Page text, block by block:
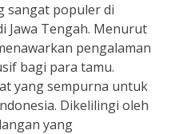
sangat populer di
Jawa Tengah. Menurut
pengalaman
bagi para tamu.
yang sempurna untuk
Dikelilingi oleh
yang